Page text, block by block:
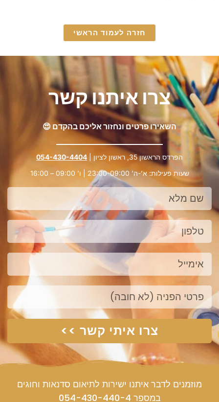
חזרה לעמוד הראשי
צרו איתנו קשר
השאירו פרטים ונחזור אליכם בהקדם 😍
הפרדס הראשון 35, ראשון לציון |
054-430-4404
שעות פעילות: א’-ה’ 23:00-09:00 | ו’ 09:00 – 16:00
שם
מלא
טלפון
אימייל
פנייה
צרו איתי קשר >>
מוזמנים לדבר איתנו ישירות לתיאום סדנאות וחוגים
במספר 054-430-440-4